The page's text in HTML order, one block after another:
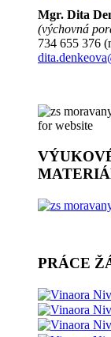
Mgr. Dita
(výchovná
734 655 376
PRÁCE